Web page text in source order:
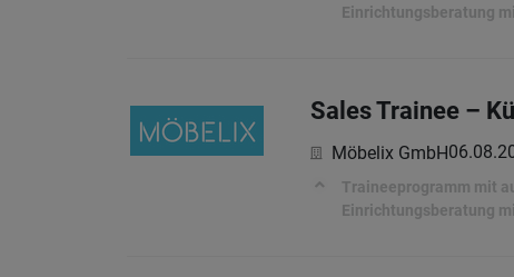
Einrichtungsberatung
Sales Trainee –
Möbelix GmbH
Traineeprogramm mit
Einrichtungsberatung